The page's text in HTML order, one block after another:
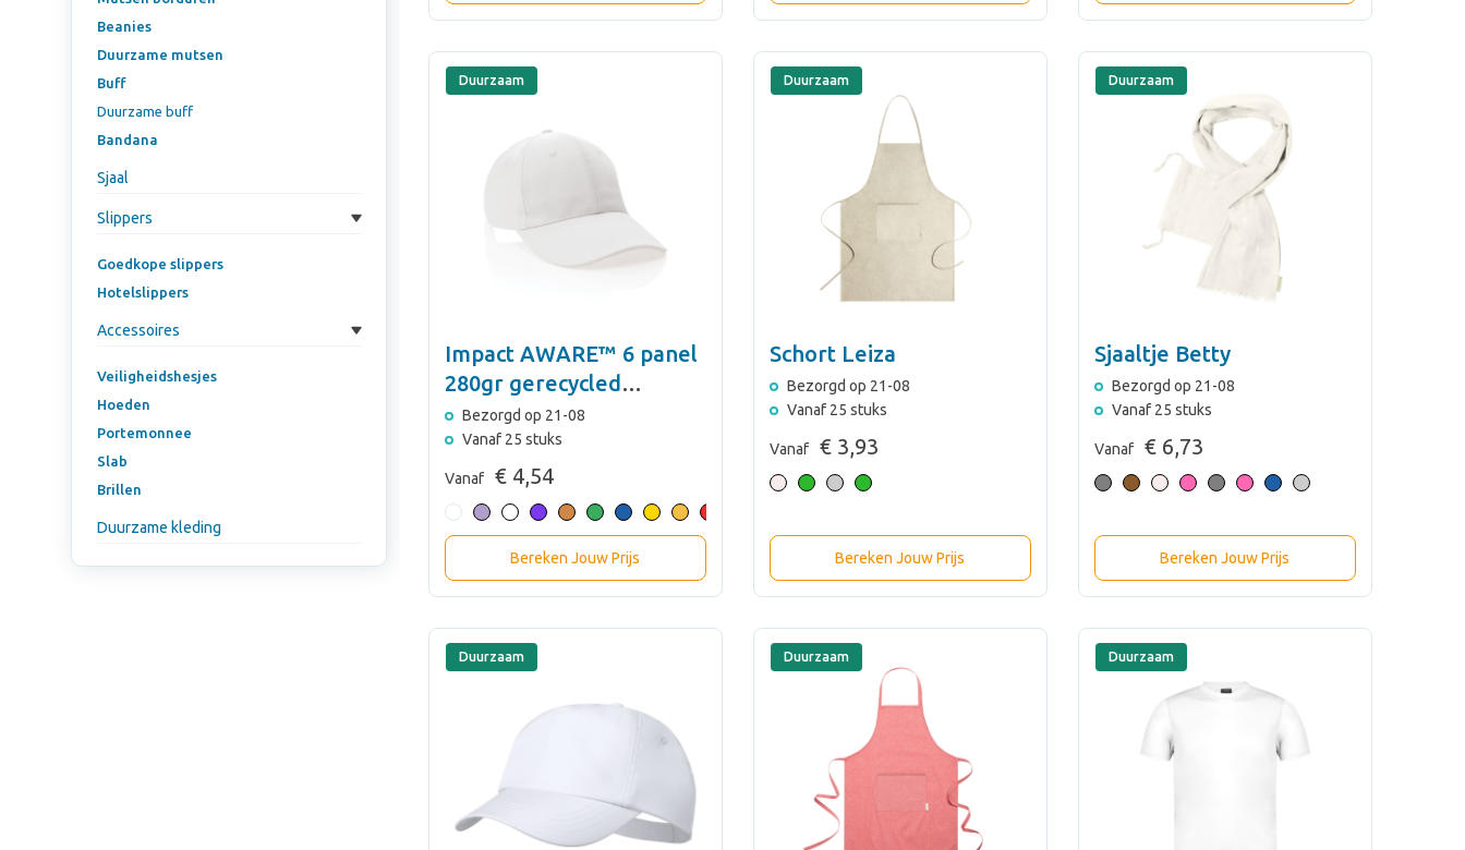
Beanies
Duurzame mutsen
Buff
Duurzame buff
Bandana
Sjaal
Slippers
Goedkope slippers
Hotelslippers
Accessoires
Veiligheidshesjes
Hoeden
Portemonnee
Slab
Brillen
Duurzame kleding
Duurzaam
Impact AWARE™ 6 panel
280gr gerecycled
katoenen cap
Bezorgd op 21-08
Vanaf 25 stuks
Vanaf € 4,54
Bereken Jouw Prijs
Duurzaam
Schort Leiza
Bezorgd op 21-08
Vanaf 25 stuks
Vanaf € 3,93
Bereken Jouw Prijs
Duurzaam
Sjaaltje Betty
Bezorgd op 21-08
Vanaf 25 stuks
Vanaf € 6,73
Bereken Jouw Prijs
Duurzaam Duurzaam Duurzaam